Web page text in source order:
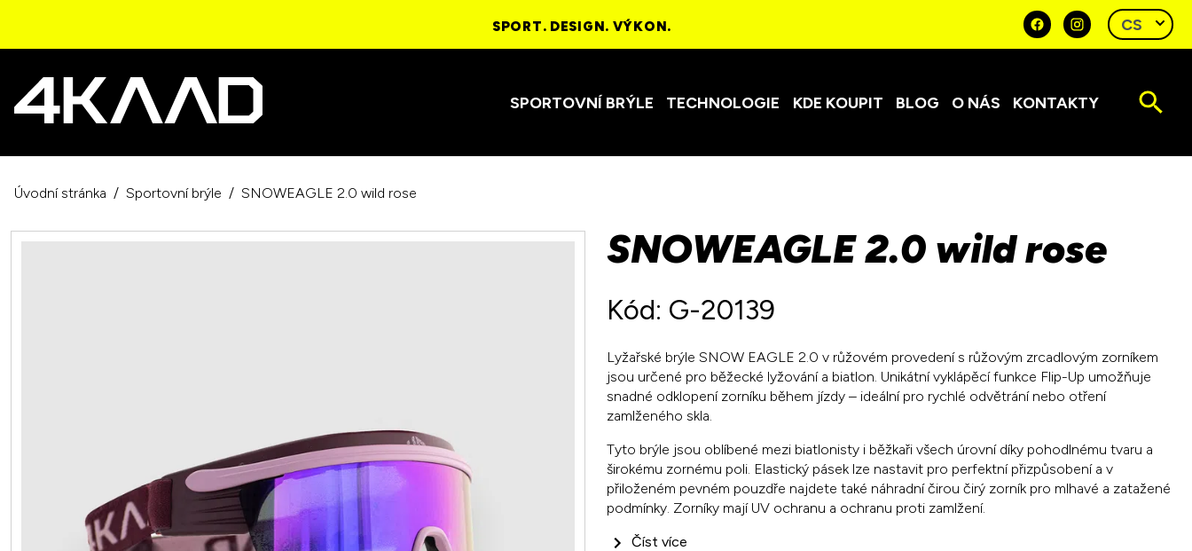
SPORT. DESIGN. VÝKON.
SPORTOVNÍ BRÝLE TECHNOLOGIE KDE KOUPIT BLOG O NÁS KONTAKTY
Úvodní stránka Sportovní brýle SNOWEAGLE 2.0 wild rose
SNOWEAGLE 2.0 wild rose
Kód: G-20139
Lyžařské brýle SNOW EAGLE 2.0 v růžovém provedení s růžovým zrcadlovým zorníkem
jsou určené pro běžecké lyžování a biatlon. Unikátní vyklápěcí funkce Flip-Up umožňuje
snadné odklopení zorníku během jízdy – ideální pro rychlé odvětrání nebo otření
zamlženého skla.
Tyto brýle jsou oblíbené mezi biatlonisty i běžkaři všech úrovní díky pohodlnému tvaru a
širokému zornému poli. Elastický pásek lze nastavit pro perfektní přizpůsobení a v
přiloženém pevném pouzdře najdete také náhradní čirou čirý zorník pro mlhavé a zatažené
podmínky. Zorníky mají UV ochranu a ochranu proti zamlžení.
Číst více